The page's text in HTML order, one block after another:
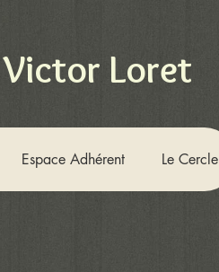
Loret
Espace Adhérent Le Cercle